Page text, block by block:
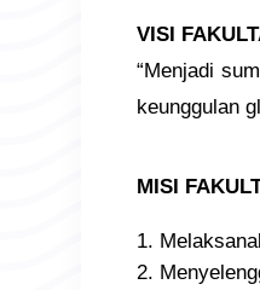
VISI
“Menjadi
keunggulan
MISI
1.
2.